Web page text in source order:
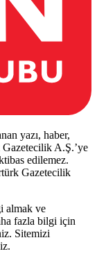
yazı, haber,
A.Ş.’ye
edilemez.
Gazetecilik
almak ve
fazla bilgi için
Sitemizi